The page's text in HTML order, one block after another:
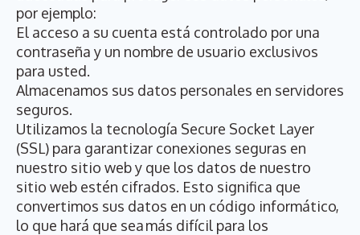
por ejemplo:
El acceso a su cuenta está controlado por una
contraseña y un nombre de usuario exclusivos
para usted.
Almacenamos sus datos personales en servidores
seguros.
Utilizamos la tecnología Secure Socket Layer
(SSL) para garantizar conexiones seguras en
nuestro sitio web y que los datos de nuestro
sitio web estén cifrados. Esto significa que
convertimos sus datos en un código informático,
lo que hará que sea más difícil para los